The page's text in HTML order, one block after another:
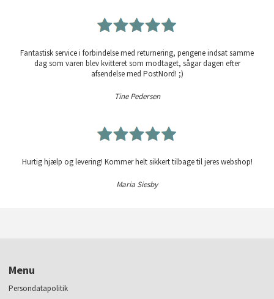
Fantastisk service i forbindelse med returnering, pengene indsat samme
dag som varen blev kvitteret som modtaget, sågar dagen efter
afsendelse med PostNord! ;)
Tine Pedersen
Hurtig hjælp og levering! Kommer helt sikkert tilbage til jeres webshop!
Maria Siesby
Menu
Persondatapolitik